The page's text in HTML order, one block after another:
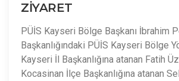
ZİYARET
PÜİS Kayseri Bölge Başkanı İbrahim
Başkanlığındaki PÜİS Kayseri Bölge
Kayseri İl Başkanlığına atanan Fatih
Kocasinan İlçe Başkanlığına atanan